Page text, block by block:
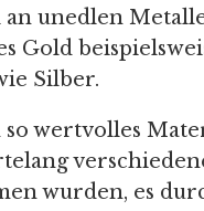
an unedlen
Gold
Silber.
wertvolles
wurden, es